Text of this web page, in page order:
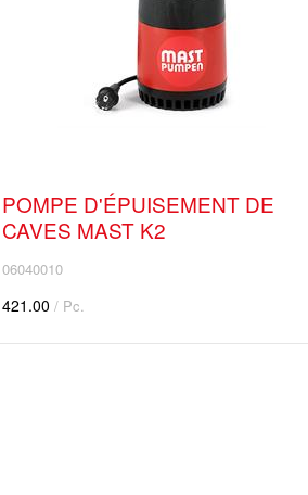
POMPE D'ÉPUISEMENT DE
CAVES MAST K2
06040010
421.00 / Pc.